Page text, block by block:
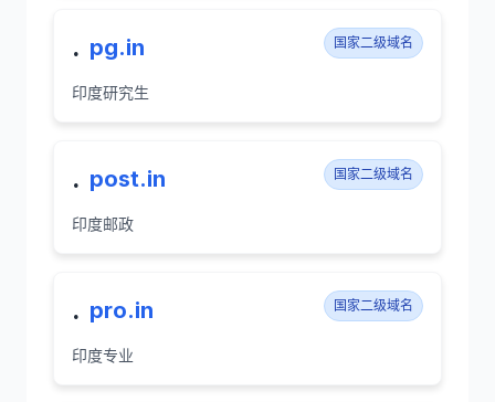
. pg.in 国家二级域名
印度研究生
. post.in 国家二级域名
印度邮政
. pro.in 国家二级域名
印度专业